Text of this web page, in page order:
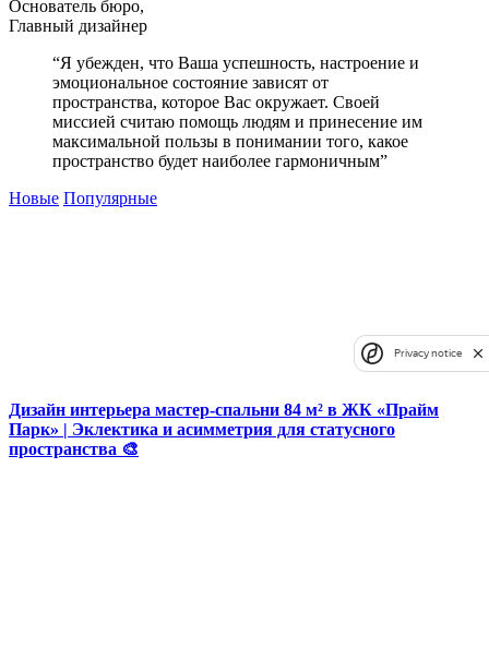
Основатель бюро,
Главный дизайнер
“Я убежден, что Ваша успешность, настроение и
эмоциональное состояние зависят от
пространства, которое Вас окружает. Своей
миссией считаю помощь людям и принесение им
максимальной пользы в понимании того, какое
пространство будет наиболее гармоничным”
Новые Популярные
Дизайн интерьера мастер-спальни 84 м² в ЖК «Прайм
Парк» | Эклектика и асимметрия для статусного
пространства 🎨
Privacy notice